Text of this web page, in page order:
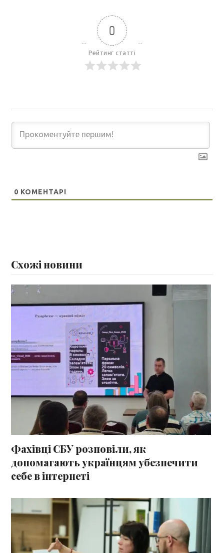
0
Рейтинг статті
0 КОМЕНТАРІ
Схожі новини
Фахівці СБУ розповіли, як
допомагають українцям убезпечити
себе в інтернеті